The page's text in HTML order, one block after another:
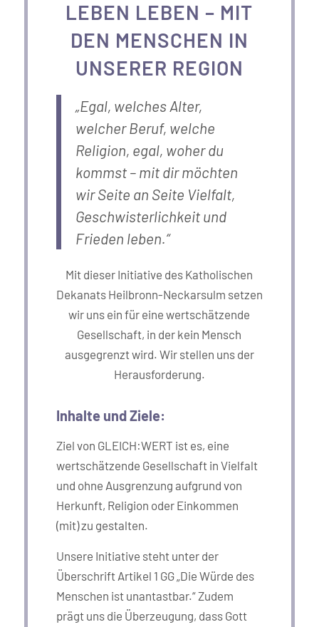
LEBEN LEBEN – MIT
DEN MENSCHEN IN
UNSERER REGION
„Egal, welches Alter,
welcher Beruf, welche
Religion, egal, woher du
kommst – mit dir möchten
wir Seite an Seite Vielfalt,
Geschwisterlichkeit und
Frieden leben.“
Mit dieser Initiative des Katholischen
Dekanats Heilbronn-Neckarsulm setzen
wir uns ein für eine wertschätzende
Gesellschaft, in der kein Mensch
ausgegrenzt wird. Wir stellen uns der
Herausforderung.
Inhalte und Ziele:
Ziel von GLEICH:WERT ist es, eine
wertschätzende Gesellschaft in Vielfalt
und ohne Ausgrenzung aufgrund von
Herkunft, Religion oder Einkommen
(mit) zu gestalten.
Unsere Initiative steht unter der
Überschrift Artikel 1 GG „Die Würde des
Menschen ist unantastbar.“ Zudem
prägt uns die Überzeugung, dass Gott